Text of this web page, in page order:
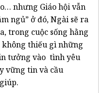
nhưng Giáo hội vẫn
ngủ” ở đó, Ngài sẽ ra
trong cuộc sống hằng
thiếu gì những
tưởng vào tình yêu
vững tin và cầu